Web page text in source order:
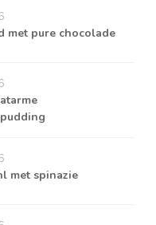
met pure chocolade
met spinazie